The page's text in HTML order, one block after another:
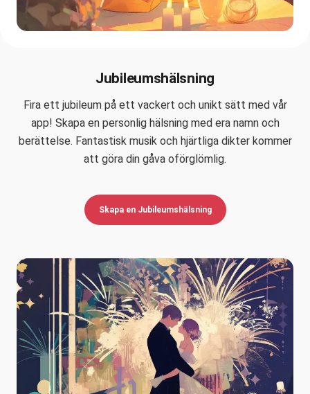
Jubileumshälsning
Fira ett jubileum på ett vackert och unikt sätt med vår
app! Skapa en personlig hälsning med era namn och
berättelse. Fantastisk musik och hjärtliga dikter kommer
att göra din gåva oförglömlig.
Skapa en Jubileumshälsning